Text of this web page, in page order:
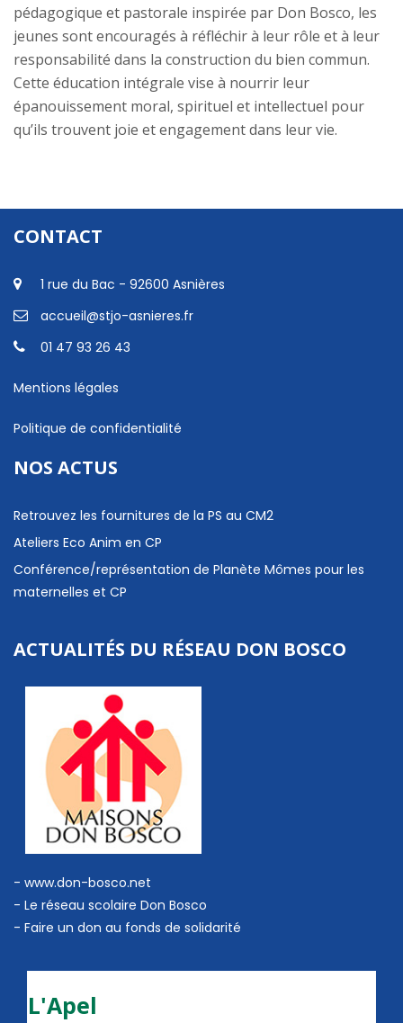
pédagogique et pastorale inspirée par Don Bosco, les
jeunes sont encouragés à réfléchir à leur rôle et à leur
responsabilité dans la construction du bien commun.
Cette éducation intégrale vise à nourrir leur
épanouissement moral, spirituel et intellectuel pour
qu’ils trouvent joie et engagement dans leur vie.
CONTACT
1 rue du Bac - 92600 Asnières
accueil@stjo-asnieres.fr
01 47 93 26 43
Mentions légales
Politique de confidentialité
NOS ACTUS
Retrouvez les fournitures de la PS au CM2
Ateliers Eco Anim en CP
Conférence/représentation de Planète Mômes pour les
maternelles et CP
ACTUALITÉS DU RÉSEAU DON BOSCO
- www.don-bosco.net
- Le réseau scolaire Don Bosco
- Faire un don au fonds de solidarité
L'Apel